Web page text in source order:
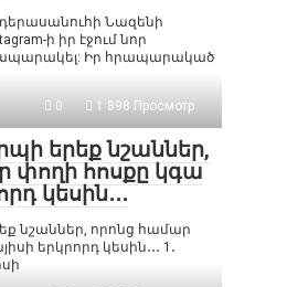
Նազենի
ի իր էջում նոր
Իր հրապարակած
0 1 898 Просмотр
երեք նշաններ,
փողի հոսքը կգա
կեսին․․․
նշաններ, որոնց համար
երկրորդ կեսին․․․ 1․